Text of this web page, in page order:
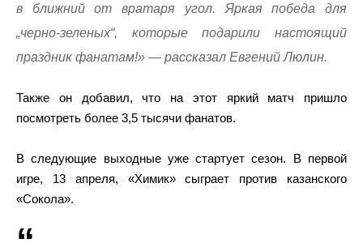
в ближний от вратаря угол. Яркая победа для
„черно-зеленых“, которые подарили настоящий
праздник фанатам!» — рассказал Евгений Люлин.
Также он добавил, что на этот яркий матч пришло
посмотреть более 3,5 тысячи фанатов.
В следующие выходные уже стартует сезон. В первой
игре, 13 апреля, «Химик» сыграет против казанского
«Сокола».